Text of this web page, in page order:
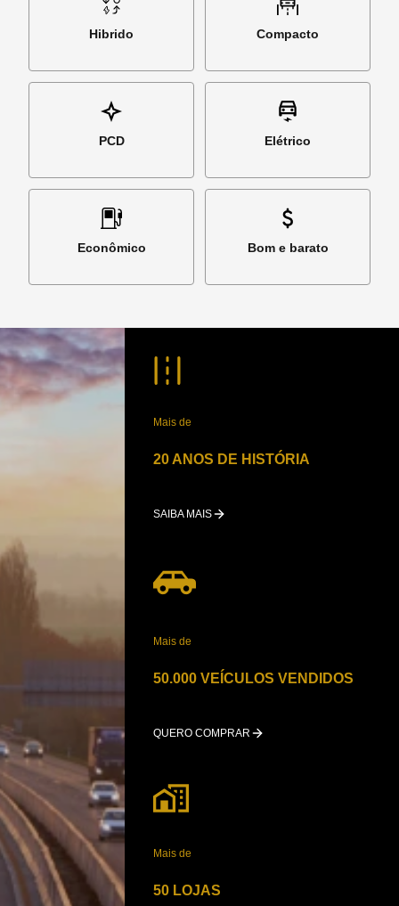
Hibrido Compacto
PCD Elétrico
Econômico Bom e barato
Mais de
20 ANOS DE HISTÓRIA
SAIBA MAIS
Mais de
50.000 VEÍCULOS VENDIDOS
QUERO COMPRAR
Mais de
50 LOJAS